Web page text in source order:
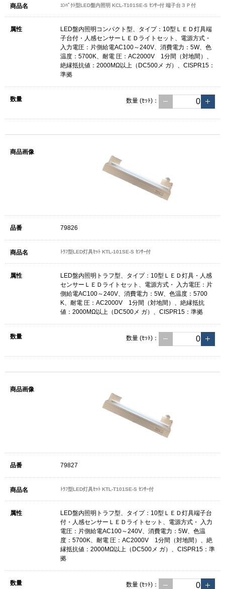
ｺﾝﾊﾟｸﾄ型LED盤内照明 KCL-T101SE-S ｾﾝｻｰ付 端子台３Ｐ付
LED盤内照明コンパクト型、タイプ：10型ＬＥＤ灯具端
子台付・人感センサーＬＥＤライトセット、電源方式・
入力電圧：片側給電AC100～240V、消費電力：5W、色
温度：5700K、耐電 圧：AC2000V 1分間（対地間）、
絶縁抵抗値：2000MΩ以上（DC500メ ガ）、CISPR15：
準拠
数量 (ｾｯﾄ) ：
79826
ﾄﾗﾌ型LED灯具ｾｯﾄ KTL-101SE-S ｾﾝｻｰ付
LED盤内照明トラフ型、タイプ：10型ＬＥＤ灯具・人感
センサーＬＥＤライトセット、電源方式・ 入力電圧：片
側給電AC100～240V、消費電力：5W、色温度：5700
K、耐電 圧：AC2000V 1分間（対地間）、絶縁抵抗
値：2000MΩ以上（DC500メ ガ）、CISPR15：準拠
数量 (ｾｯﾄ) ：
79827
ﾄﾗﾌ型LED灯具ｾｯﾄ KTL-T101SE-S ｾﾝｻｰ付
LED盤内照明トラフ型、タイプ：10型ＬＥＤ灯具端子台
付・人感センサーＬＥＤライトセット、電源方式・ 入力
電圧：片側給電AC100～240V、消費電力：5W、色温
度：5700K、耐電 圧：AC2000V 1分間（対地間）、絶
縁抵抗値：2000MΩ以上（DC500メ ガ）、CISPR15：準
拠
数量 (ｾｯﾄ) ：